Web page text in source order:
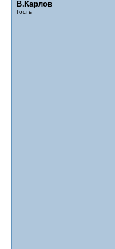
В.Карлов
Гость